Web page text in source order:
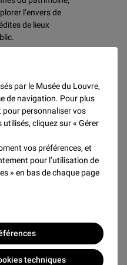
par le Musée du Louvre,
de navigation. Pour plus
pour personnaliser vos
cliquez sur « Gérer
vos préférences, et
pour l’utilisation de
» en bas de chaque page
techniques
l’envers de
de lieux